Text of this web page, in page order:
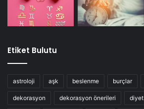
Etiket Bulutu
astroloji aşk beslenme burçlar
dekorasyon dekorasyon önerileri diyet